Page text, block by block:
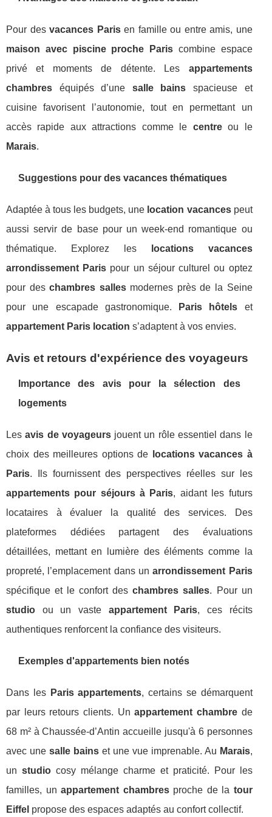
Pour desvacances Parisen famille ou entre amis, une
maison avec piscine proche Paris combine espace
privé et moments de détente. Les appartements
chambres équipés d’une salle bains spacieuse et
cuisine favorisent l’autonomie, tout en permettant un
accès rapide aux attractions comme le centreou le
Marais.
Suggestions pour des vacances thématiques
Adaptée à tous les budgets, une location vacancespeut
aussi servir de base pour un week-end romantique ou
thématique. Explorez les
locations vacances
arrondissement Paris pour un séjour culturel ou optez
pour deschambres sallesmodernes près de la Seine
pour une escapade gastronomique.
Paris hôtels et
appartement Paris location s’adaptent à vos envies.
Avis et retours d'expérience des voyageurs
Importance des avis pour la sélection des
logements
Lesavis de voyageursjouent un rôle essentiel dans le
choix des meilleures options de
locations vacances à
Paris. Ils fournissent des perspectives réelles sur les
appartements pour séjours à Paris, aidant les futurs
locataires à évaluer la qualité des services. Des
plateformes dédiées partagent des évaluations
détaillées, mettant en lumière des éléments comme la
propreté, l’emplacement dans unarrondissement Paris
spécifique et le confort deschambres salles. Pour un
studio ou un vaste appartement Paris, ces récits
authentiques renforcent la confiance des visiteurs.
Exemples d'appartements bien notés
Dans les Paris appartements, certains se démarquent
par leurs retours clients. Unappartement chambrede
68 m² à Chaussée-d’Antin accueille jusqu'à 6 personnes
avec une salle bainset une vue imprenable. Au Marais,
un studiocosy mélange charme et praticité. Pour les
familles, unappartement chambresproche de la tour
Eiffel propose des espaces adaptés au confort collectif.